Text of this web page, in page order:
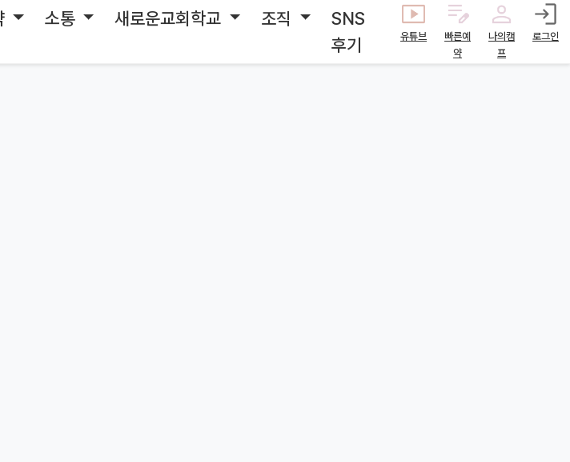
소통 새로운교회학교 조직
SNS
후기
유튜브
빠른예
약
나의캠
프
로그인